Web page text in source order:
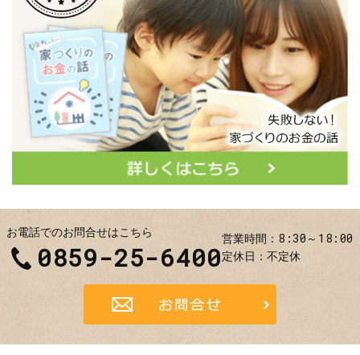
お電話でのお問合せはこちら
0859-25-6400
営業時間 8:30～18:00
定休日 不定休